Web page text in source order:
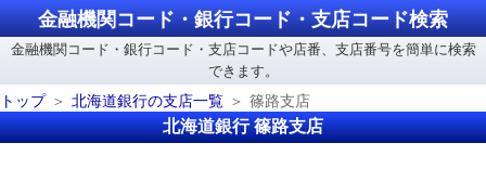
金融機関コード・銀行コード・支店コード検索
金融機関コード・銀行コード・支店コードや店番、支店番号を簡単に検索
できます。
トップ
北海道銀行の支店一覧 篠路支店
北海道銀行 篠路支店